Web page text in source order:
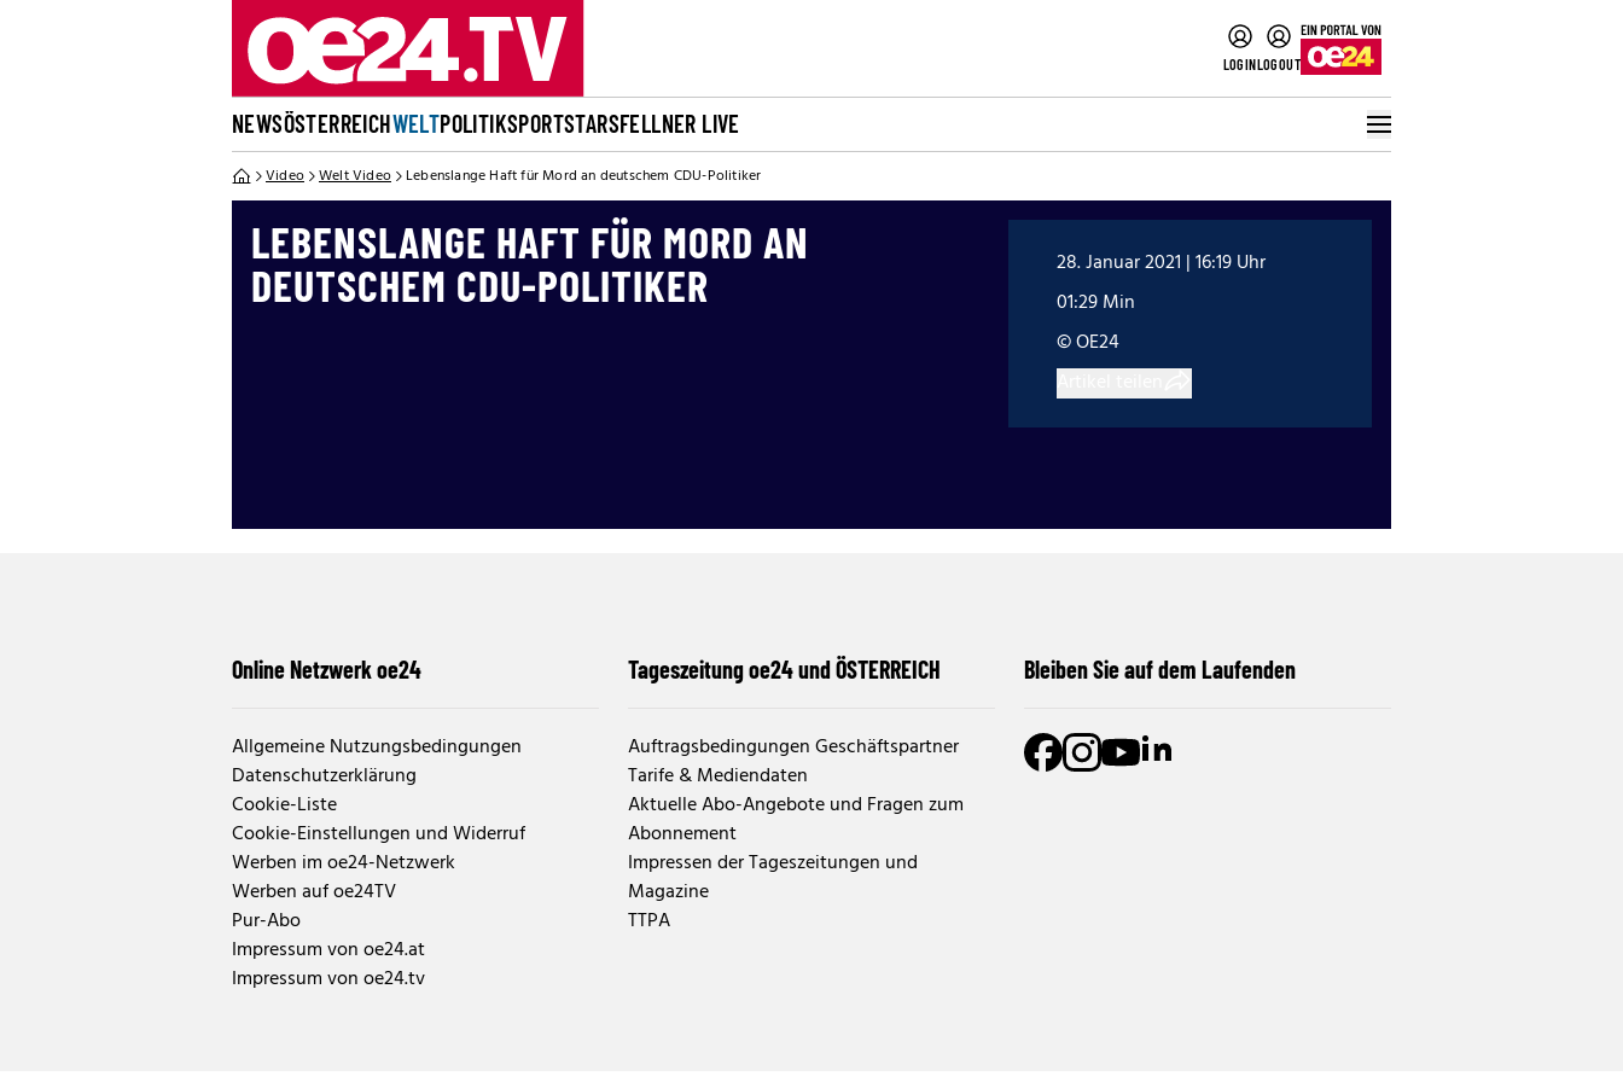
LOGINLOGOUT
NEWSÖSTERREICHWELTPOLITIKSPORTSTARSFELLNER LIVE
Video Welt Video Lebenslange Haft für Mord an deutschem CDU-Politiker
LEBENSLANGE HAFT FÜR MORD AN
DEUTSCHEM CDU-POLITIKER
28. Januar 2021 | 16:19 Uhr
01:29 Min
© OE24
Online Netzwerk oe24
Allgemeine Nutzungsbedingungen
Datenschutzerklärung
Cookie-Liste
Cookie-Einstellungen und Widerruf
Werben im oe24-Netzwerk
Werben auf oe24TV
Pur-Abo
Impressum von oe24.at
Impressum von oe24.tv
Tageszeitung oe24 und ÖSTERREICH
Auftragsbedingungen Geschäftspartner
Tarife & Mediendaten
Aktuelle Abo-Angebote und Fragen zum
Abonnement
Impressen der Tageszeitungen und
Magazine
TTPA
Bleiben Sie auf dem Laufenden